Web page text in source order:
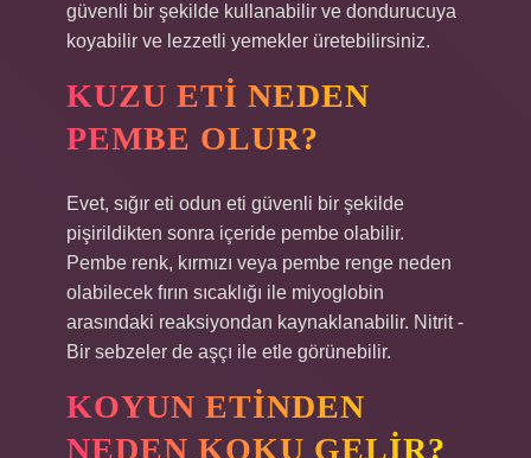
güvenli bir şekilde kullanabilir ve dondurucuya
koyabilir ve lezzetli yemekler üretebilirsiniz.
KUZU ETI NEDEN
PEMBE OLUR?
Evet, sığır eti odun eti güvenli bir şekilde
pişirildikten sonra içeride pembe olabilir.
Pembe renk, kırmızı veya pembe renge neden
olabilecek fırın sıcaklığı ile miyoglobin
arasındaki reaksiyondan kaynaklanabilir. Nitrit -
Bir sebzeler de aşçı ile etle görünebilir.
KOYUN ETINDEN
NEDEN KOKU GELIR?